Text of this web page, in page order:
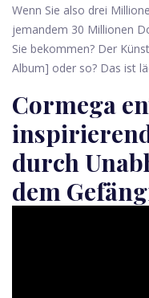
Wenn Sie also drei
jemandem 30 Millionen
Sie bekommen? Der
Album] oder so? Das ist
Cormega
durch
dem